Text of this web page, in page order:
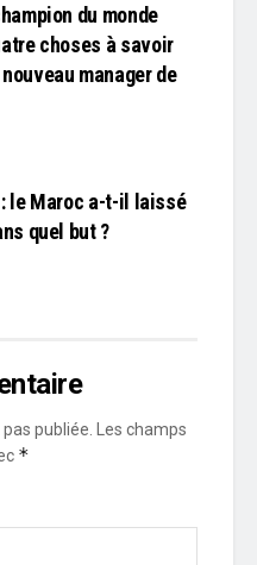
du monde
choses à savoir
manager de
le Maroc a-t-il laissé
quel but ?
publiée.
Les champs
*